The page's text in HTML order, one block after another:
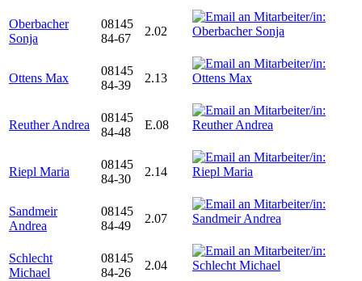
Oberbacher
Sonja
08145
84-67
2.02
Ottens Max
08145
84-39
2.13
Reuther Andrea
08145
84-48
E.08
Riepl Maria
08145
84-30
2.14
Sandmeir
Andrea
08145
84-49
2.07
Schlecht
Michael
08145
84-26
2.04